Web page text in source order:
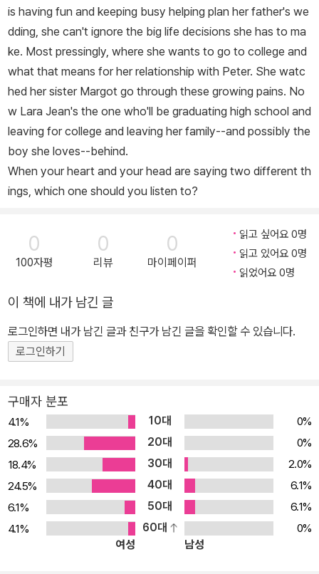
is having fun and keeping busy helping plan her father's we
dding, she can't ignore the big life decisions she has to ma
ke. Most pressingly, where she wants to go to college and
what that means for her relationship with Peter. She watc
hed her sister Margot go through these growing pains. No
w Lara Jean's the one who'll be graduating high school and
leaving for college and leaving her family--and possibly the
boy she loves--behind.
When your heart and your head are saying two different th
ings, which one should you listen to?
0
100자평
0
리뷰
0
마이페이퍼
읽고 싶어요 0명
읽고 있어요 0명
읽었어요 0명
이 책에 내가 남긴 글
로그인하면 내가 남긴 글과 친구가 남긴 글을 확인할 수 있습니다.
로그인하기
구매자 분포
4.1% 10대
0%
28.6%
20대
0%
18.4%
30대
2.0%
24.5%
40대
6.1%
6.1%
50대
6.1%
4.1%
60대
0%
여성
남성